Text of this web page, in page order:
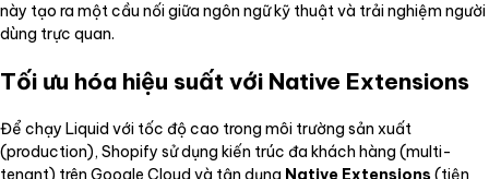
này tạo ra một cầu nối giữa ngôn ngữ kỹ thuật và trải nghiệm người
dùng trực quan.
Tối ưu hóa hiệu suất với Native Extensions
Để chạy Liquid với tốc độ cao trong môi trường sản xuất
(production), Shopify sử dụng kiến trúc đa khách hàng (multi-
tenant) trên Google Cloud và tận dụng Native Extensions (tiện